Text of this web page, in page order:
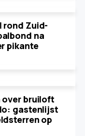
rond Zuid-
na
pikante
over bruiloft
gastenlijst
op